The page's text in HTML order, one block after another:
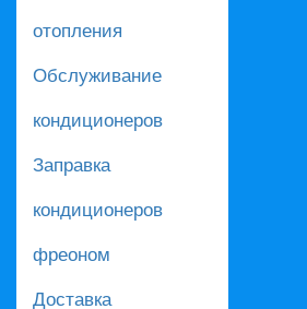
отопления
Обслуживание
кондиционеров
Заправка
кондиционеров
фреоном
Доставка